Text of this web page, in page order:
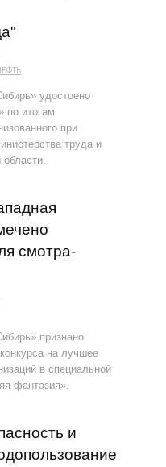
удостоено
по итогам
при
труда и
смотра-
признано
на лучшее
в специальной
фантазия».
и